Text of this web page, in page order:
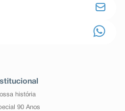
história
90 Anos